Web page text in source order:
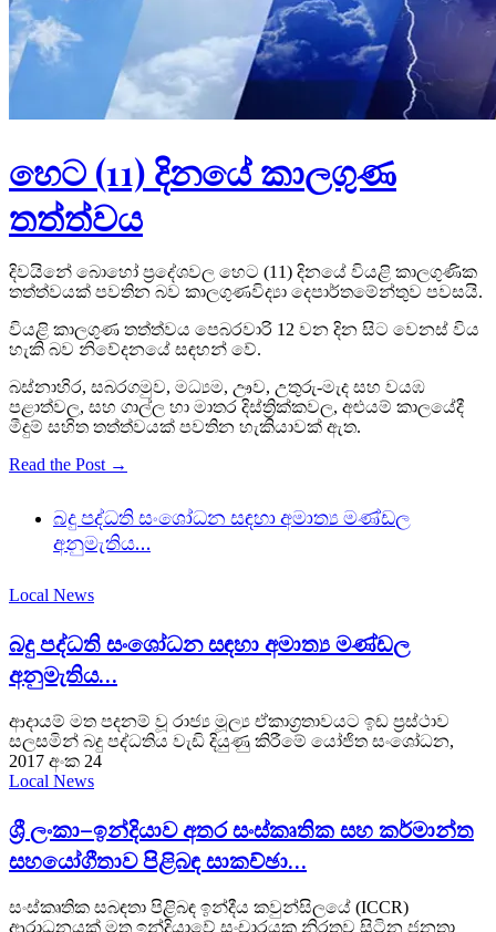
හෙට (11) දිනයේ කාලගුණ
තත්ත්වය
දිවයිනේ බොහෝ ප්‍රදේශවල හෙට (11) දිනයේ වියළි කාලගුණික
තත්ත්වයක් පවතින බව කාලගුණවිද්‍යා දෙපාර්තමේන්තුව පවසයි.
වියළි කාලගුණ තත්ත්වය පෙබරවාරි 12 වන දින සිට වෙනස් විය
හැකි බව නිවේදනයේ සඳහන් වේ.
බස්නාහිර, සබරගමුව, මධ්‍යම, ඌව, උතුරු-මැද සහ වයඹ
පළාත්වල, සහ ගාල්ල හා මාතර දිස්ත්‍රික්කවල, අළුයම් කාලයේදී
මීදුම් සහිත තත්ත්වයක් පවතින හැකියාවක් ඇත.
Read the Post →
බදු පද්ධති සංශෝධන සඳහා අමාත්‍ය මණ්ඩල
අනුමැතිය…
Local News
බදු පද්ධති සංශෝධන සඳහා අමාත්‍ය මණ්ඩල
අනුමැතිය…
ආදායම් මත පදනම් වූ රාජ්‍ය මූල්‍ය ඒකාග්‍රතාවයට ඉඩ ප්‍රස්ථාව
සලසමින් බදු පද්ධතිය වැඩි දියුණු කිරීමේ යෝජිත සංශෝධන,
2017 අංක 24
Local News
ශ්‍රී ලංකා–ඉන්දියාව අතර සංස්කෘතික සහ කර්මාන්ත
සහයෝගීතාව පිළිබඳ සාකච්ඡා…
සංස්කෘතික සබඳතා පිළිබඳ ඉන්දීය කවුන්සිලයේ (ICCR)
ආරාධනයක් මත ඉන්දියාවේ සංචාරයක නිරතව සිටින ජනතා